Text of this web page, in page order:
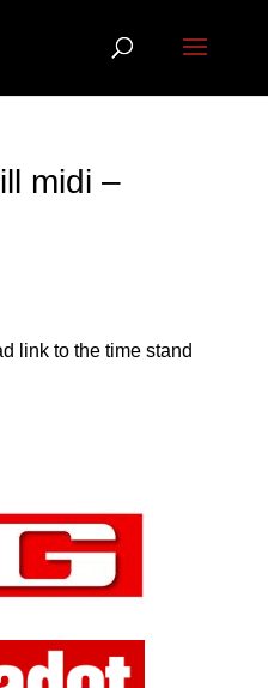
midi –
link to the time stand